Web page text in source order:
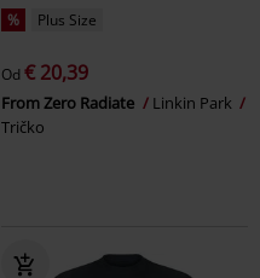
% Plus Size
Od € 20,39
From Zero Radiate
Linkin Park
Tričko